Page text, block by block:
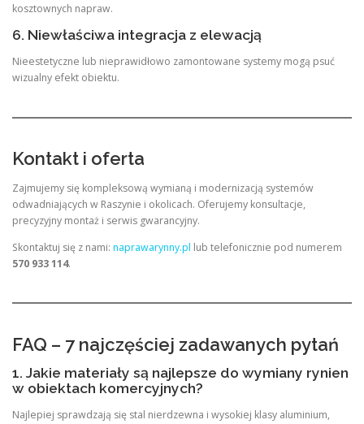
kosztownych napraw.
6. Niewłaściwa integracja z elewacją
Nieestetyczne lub nieprawidłowo zamontowane systemy mogą psuć
wizualny efekt obiektu.
Kontakt i oferta
Zajmujemy się kompleksową wymianą i modernizacją systemów
odwadniających w Raszynie i okolicach. Oferujemy konsultacje,
precyzyjny montaż i serwis gwarancyjny.
Skontaktuj się z nami: naprawarynny.pl lub telefonicznie pod numerem
570 933 114.
FAQ – 7 najczęściej zadawanych pytań
1. Jakie materiały są najlepsze do wymiany rynien
w obiektach komercyjnych?
Najlepiej sprawdzają się stal nierdzewna i wysokiej klasy aluminium,